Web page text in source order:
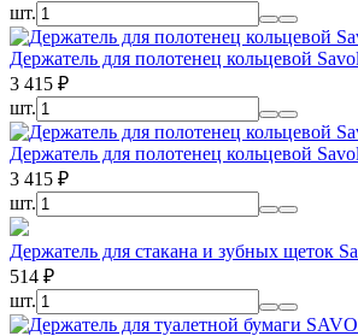
шт.
Держатель для полотенец кольцевой
3 415 ₽
шт.
Держатель для полотенец кольцевой
3 415 ₽
шт.
Держатель для стакана и зубных щеток
514 ₽
шт.